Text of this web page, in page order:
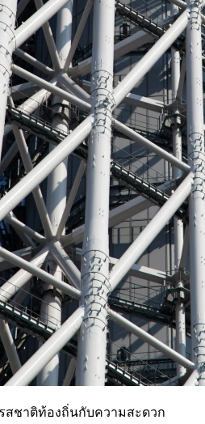
รสชาติท้องถิ่นกับความสะดวก